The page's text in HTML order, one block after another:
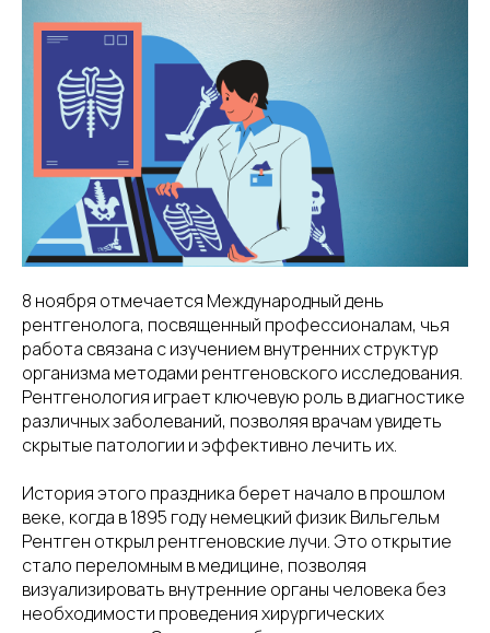
8 ноября отмечается Международный день
рентгенолога, посвященный профессионалам, чья
работа связана с изучением внутренних структур
организма методами рентгеновского исследования.
Рентгенология играет ключевую роль в диагностике
различных заболеваний, позволяя врачам увидеть
скрытые патологии и эффективно лечить их.
История этого праздника берет начало в прошлом
веке, когда в 1895 году немецкий физик Вильгельм
Рентген открыл рентгеновские лучи. Это открытие
стало переломным в медицине, позволяя
визуализировать внутренние органы человека без
необходимости проведения хирургических